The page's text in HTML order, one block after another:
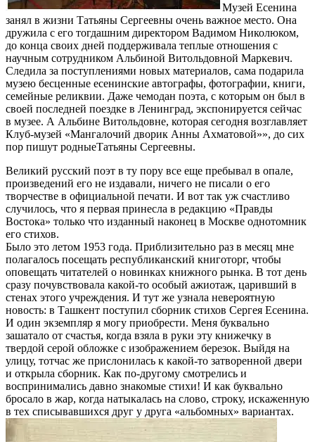
Музей Есенина
занял в жизни Татьяны Сергеевны очень важное место. Она
дружила с его тогдашним директором Вадимом Николюком,
до конца своих дней поддерживала теплые отношения с
научным сотрудником Альбиной Витольдовной Маркевич.
Следила за поступлениями новых материалов, сама подарила
музею бесценные есенинские автографы, фотографии, книги,
семейные реликвии. Даже чемодан поэта, с которым он был в
своей последней поездке в Ленинград, экспонируется сейчас
в музее. А Альбине Витольдовне, которая сегодня возглавляет
Клуб-музей «Мангалочий дворик Анны Ахматовой»», до сих
пор пишут родныеТатьяны Сергеевны.
Великий русский поэт в ту пору все еще пребывал в опале,
произведений его не издавали, ничего не писали о его
творчестве в официальной печати. И вот так уж счастливо
случилось, что я первая принесла в редакцию «Правды
Востока» только что изданный наконец в Москве однотомник
его стихов.
Было это летом 1953 года. Приблизительно раз в месяц мне
полагалось посещать республиканский книготорг, чтобы
оповещать читателей о новинках книжного рынка. В тот день
сразу почувствовала какой-то особый ажиотаж, царивший в
стенах этого учреждения. И тут же узнала невероятную
новость: в Ташкент поступил сборник стихов Сергея Есенина.
И один экземпляр я могу приобрести. Меня буквально
зашатало от счастья, когда взяла в руки эту книжечку в
твердой серой обложке с изображением березок. Выйдя на
улицу, тотчас же прислонилась к какой-то затворенной двери
и открыла сборник. Как по-другому смотрелись и
воспринимались давно знакомые стихи! И как буквально
бросало в жар, когда натыкалась на слово, строку, искаженную
в тех списывавшихся друг у друга «альбомных» вариантах.